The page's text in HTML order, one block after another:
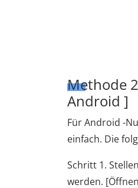
Methode
Android ]
Für Android -
einfach. Die
Schritt 1.
werden.